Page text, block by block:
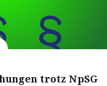
trotz NpSG